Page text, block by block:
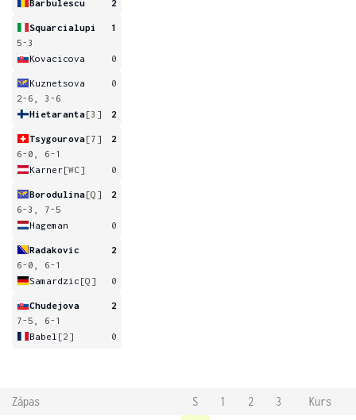
Barbulescu
2
Squarcialupi
1
5-3
Kovacicova
0
Kuznetsova
0
2-6, 3-6
Hietaranta[3] 2
Tsygourova[7]
2
6-0, 6-1
Karner[WC] 0
Borodulina[Q]
2
6-3, 7-5
Hageman
0
Radakovic
2
6-0, 6-1
Samardzic [Q] 0
Chudejova
2
7-5, 6-1
Babel [2] 0
Zápas S 1 2 3
Kurs